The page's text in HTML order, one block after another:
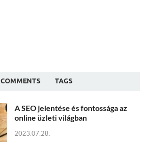
COMMENTS TAGS
A SEO jelentése és fontossága az
online üzleti világban
2023.07.28.